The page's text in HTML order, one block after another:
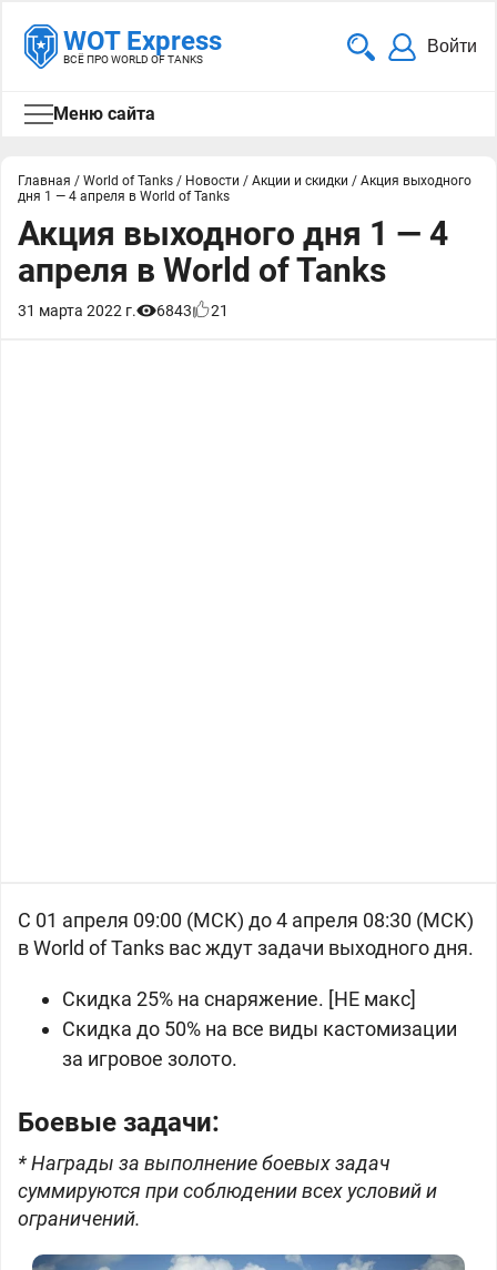
WOT Express
ВСЁ ПРО WORLD OF TANKS
Войти
Меню сайта
Главная / World of Tanks / Новости / Акции и скидки / Акция выходного
дня 1 — 4 апреля в World of Tanks
Акция выходного дня 1 — 4
апреля в World of Tanks
31 марта 2022 г. 6843 21
С 01 апреля 09:00 (МСК) до 4 апреля 08:30 (МСК)
в World of Tanks вас ждут задачи выходного дня.
Скидка 25% на снаряжение. [НЕ макс]
Скидка до 50% на все виды кастомизации
за игровое золото.
Боевые задачи:
* Награды за выполнение боевых задач
суммируются при соблюдении всех условий и
ограничений.